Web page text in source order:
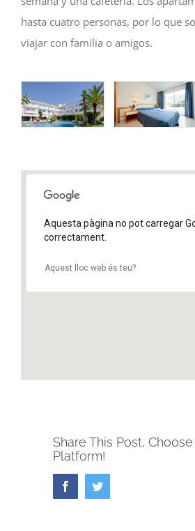
hasta cuatro personas, por lo que
viajar con familia o amigos.
Aquesta pàgina no pot carregar
correctament.
Aquest lloc web és teu?
Share This Post,
Platform!
FacebookTwitter